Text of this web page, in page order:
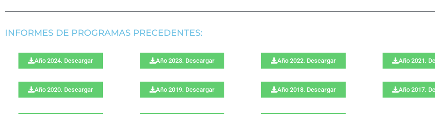
INFORMES DE PROGRAMAS PRECEDENTES:
Año 2024. Descargar Año 2023. Descargar Año 2022. Descargar Año 2021.
Año 2020. Descargar Año 2019. Descargar Año 2018. Descargar Año 2017.